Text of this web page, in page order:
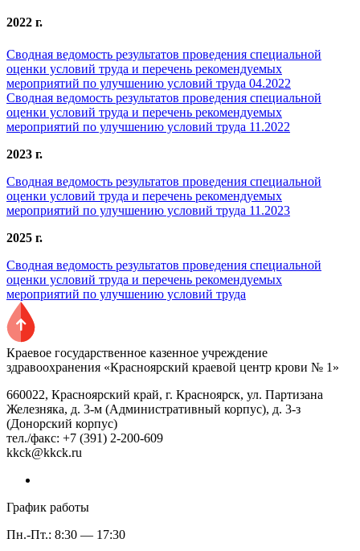
2022 г.
Сводная ведомость результатов проведения специальной
оценки условий труда и перечень рекомендуемых
мероприятий по улучшению условий труда 04.2022
Сводная ведомость результатов проведения специальной
оценки условий труда и перечень рекомендуемых
мероприятий по улучшению условий труда 11.2022
2023 г.
Сводная ведомость результатов проведения специальной
оценки условий труда и перечень рекомендуемых
мероприятий по улучшению условий труда 11.2023
2025 г.
Сводная ведомость результатов проведения специальной
оценки условий труда и перечень рекомендуемых
мероприятий по улучшению условий труда
Краевое государственное казенное учреждение
здравоохранения «Красноярский краевой центр крови № 1»
660022, Красноярский край, г. Красноярск, ул. Партизана
Железняка, д. 3-м (Административный корпус), д. 3-з
(Донорский корпус)
тел./факс: +7 (391) 2-200-609
kkck@kkck.ru
График работы
Пн.-Пт.: 8:30 — 17:30